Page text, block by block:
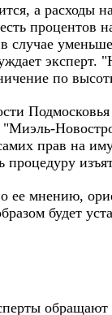
а расходы
процентов
случае
по
Подмосковья
прав на
процедуру
мнению,
будет